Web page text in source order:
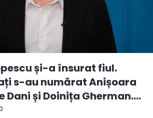
și-a însurat fiul.
s-au numărat Anișoara
Dani și Doinița Gherman.